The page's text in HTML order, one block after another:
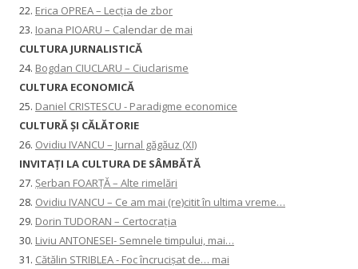
22. Erica OPREA – Lecția de zbor
23. Ioana PIOARU – Calendar de mai
CULTURA JURNALISTICĂ
24. Bogdan CIUCLARU – Ciuclarisme
CULTURA ECONOMICĂ
25. Daniel CRISTESCU - Paradigme economice
CULTURĂ ȘI CĂLĂTORIE
26. Ovidiu IVANCU – Jurnal găgăuz (XI)
INVITAŢI LA CULTURA DE SÂMBĂTĂ
27. Șerban FOARȚĂ – Alte rimelări
28. Ovidiu IVANCU – Ce am mai (re)citit în ultima vreme…
29. Dorin TUDORAN – Certocrația
30. Liviu ANTONESEI- Semnele timpului, mai…
31. Cătălin STRIBLEA - Foc încrucișat de… mai